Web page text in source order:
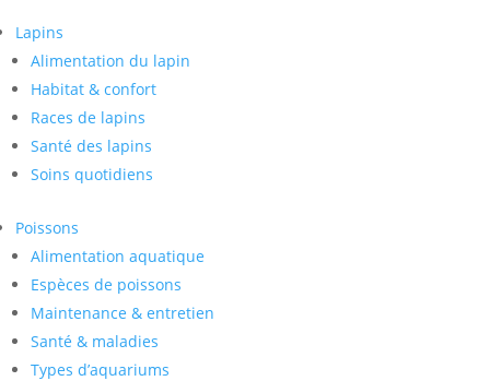
Lapins
Alimentation du lapin
Habitat & confort
Races de lapins
Santé des lapins
Soins quotidiens
Poissons
Alimentation aquatique
Espèces de poissons
Maintenance & entretien
Santé & maladies
Types d’aquariums